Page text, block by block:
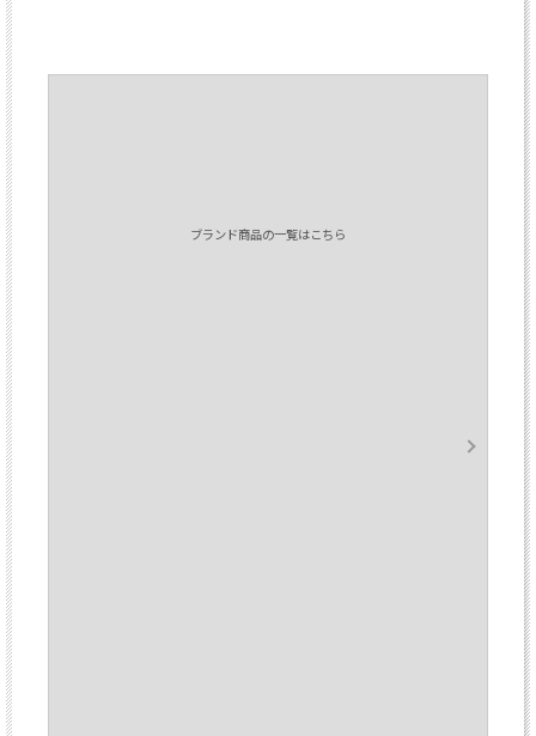
ブランド商品の一覧はこちら